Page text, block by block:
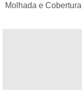
Molhada e